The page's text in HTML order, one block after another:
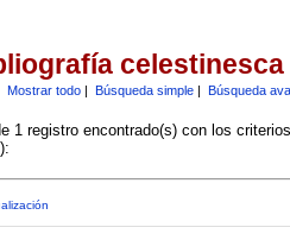
celestinesca
Mostrar todo| Búsqueda simple| Búsqueda
1 registro encontrado(s) con los
):